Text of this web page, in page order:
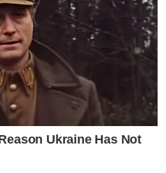
Ukraine Has Not